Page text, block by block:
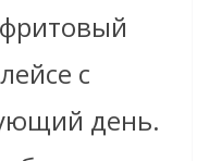
с
день.